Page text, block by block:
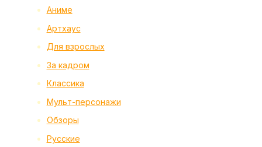
Аниме
Артхаус
Для взрослых
За кадром
Классика
Мульт-персонажи
Обзоры
Русские